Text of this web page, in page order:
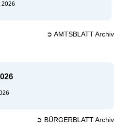
2026
➲ AMTSBLATT Archiv
➲ BÜRGERBLATT Archiv